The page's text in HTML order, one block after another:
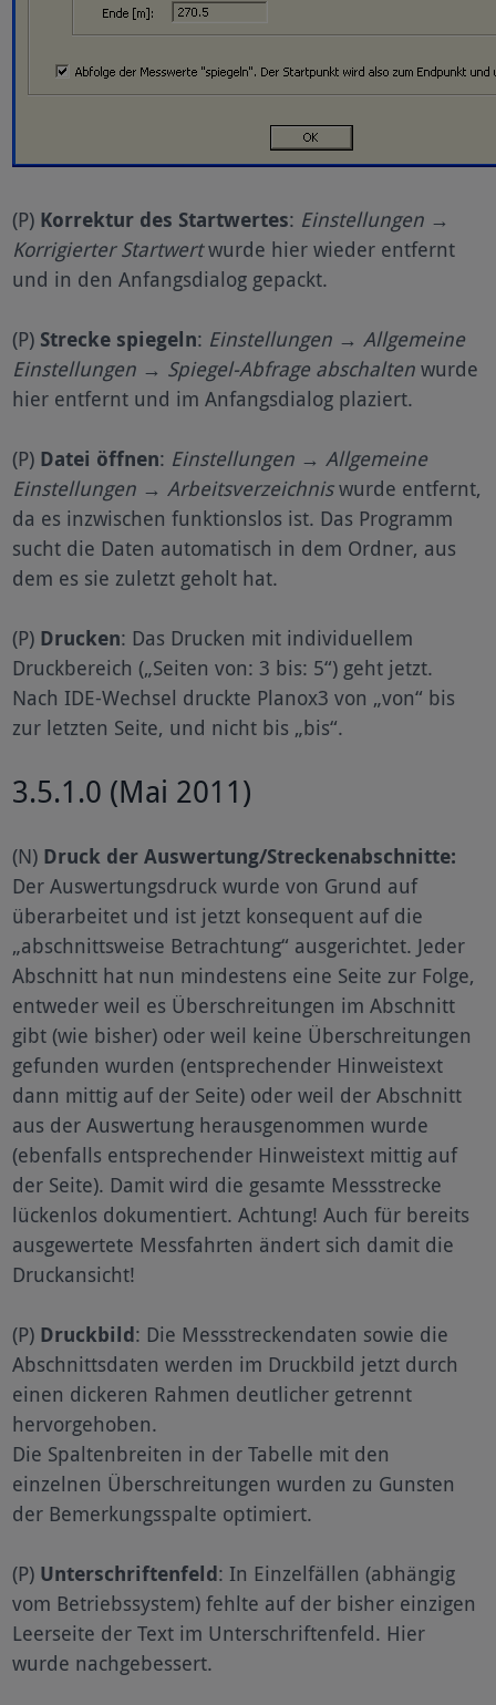
(P) Korrektur des Startwertes: Einstellungen →
Korrigierter Startwertwurde hier wieder entfernt
und in den Anfangsdialog gepackt.
(P) Strecke spiegeln: Einstellungen → Allgemeine
Einstellungen → Spiegel-Abfrage abschalten wurde
hier entfernt und im Anfangsdialog plaziert.
(P) Datei öffnen: Einstellungen → Allgemeine
Einstellungen → Arbeitsverzeichniswurde entfernt,
da es inzwischen funktionslos ist. Das Programm
sucht die Daten automatisch in dem Ordner, aus
dem es sie zuletzt geholt hat.
(P) Drucken: Das Drucken mit individuellem
Druckbereich („Seiten von: 3 bis: 5“) geht jetzt.
Nach IDE-Wechsel druckte Planox3 von „von“ bis
zur letzten Seite, und nicht bis „bis“.
3.5.1.0 (Mai 2011)
(N) Druck der Auswertung/Streckenabschnitte:
Der Auswertungsdruck wurde von Grund auf
überarbeitet und ist jetzt konsequent auf die
„abschnittsweise Betrachtung“ ausgerichtet. Jeder
Abschnitt hat nun mindestens eine Seite zur Folge,
entweder weil es Überschreitungen im Abschnitt
gibt (wie bisher) oder weil keine Überschreitungen
gefunden wurden (entsprechender Hinweistext
dann mittig auf der Seite) oder weil der Abschnitt
aus der Auswertung herausgenommen wurde
(ebenfalls entsprechender Hinweistext mittig auf
der Seite). Damit wird die gesamte Messstrecke
lückenlos dokumentiert. Achtung! Auch für bereits
ausgewertete Messfahrten ändert sich damit die
Druckansicht!
(P) Druckbild: Die Messstreckendaten sowie die
Abschnittsdaten werden im Druckbild jetzt durch
einen dickeren Rahmen deutlicher getrennt
hervorgehoben.
Die Spaltenbreiten in der Tabelle mit den
einzelnen Überschreitungen wurden zu Gunsten
der Bemerkungsspalte optimiert.
(P) Unterschriftenfeld: In Einzelfällen (abhängig
vom Betriebssystem) fehlte auf der bisher einzigen
Leerseite der Text im Unterschriftenfeld. Hier
wurde nachgebessert.